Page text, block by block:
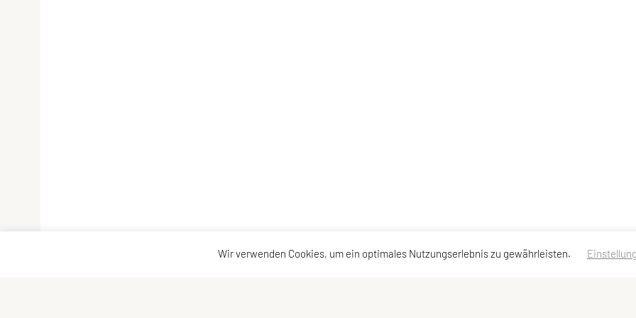
Wir verwenden Cookies, um ein optimales Nutzungserlebnis zu gewährleisten.